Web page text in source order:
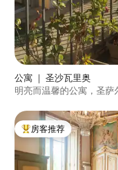
公寓 ｜ 圣沙瓦里奥
明亮而温馨的公寓，圣萨
热门「房客推荐」
房客推荐